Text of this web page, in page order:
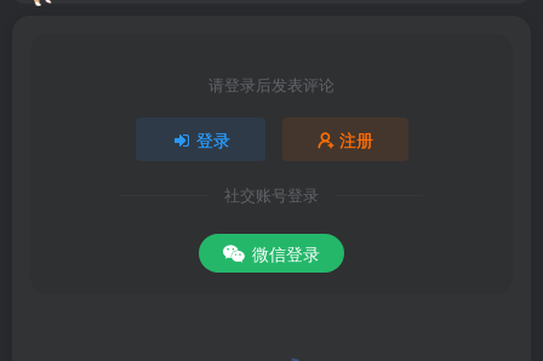
请登录后发表评论
登录 注册
社交账号登录
微信登录